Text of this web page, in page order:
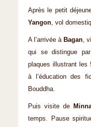
Après le petit
Yangon, vol
A l’arrivée à Bagan,
qui se distingue
plaques illustrant les
à l’éducation des
Bouddha.
Puis visite de
temps. Pause